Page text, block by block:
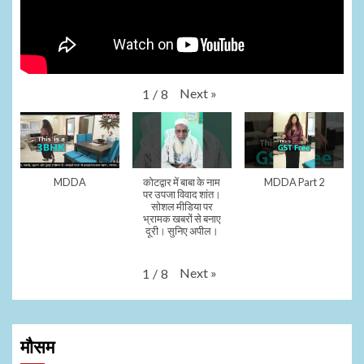
1 / 8 Next »
MDDA
कोटद्वार में बाबा के नाम
पर उपजा विवाद शांत।
सोशल मीडिया पर
भ्रामक खबरों से बनाए
दूरी। सुनिए अपील।
MDDA Part 2
1 / 8 Next »
मौसम